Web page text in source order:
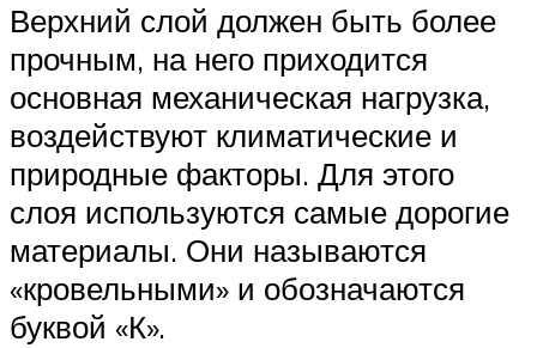
Верхний слой должен быть более
прочным, на него приходится
основная механическая нагрузка,
воздействуют климатические и
природные факторы. Для этого
слоя используются самые дорогие
материалы. Они называются
«кровельными» и обозначаются
буквой «К».